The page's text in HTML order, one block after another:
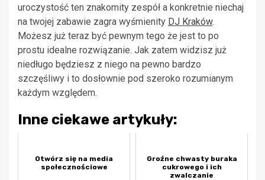
uroczystość ten znakomity zespół a konkretnie niechaj
na twojej zabawie zagra wyśmienity DJ Kraków.
Możesz już teraz być pewnym tego że jest to po
prostu idealne rozwiązanie. Jak zatem widzisz już
niedługo będziesz z niego na pewno bardzo
szczęśliwy i to dosłownie pod szeroko rozumianym
każdym względem.
Inne ciekawe artykuły:
Otwórz się na media
społecznościowe
Groźne chwasty buraka
cukrowego i ich
zwalczanie